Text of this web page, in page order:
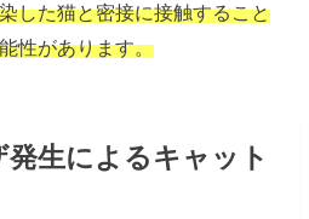
した猫と密接に接触すること
性があります。
生によるキャット